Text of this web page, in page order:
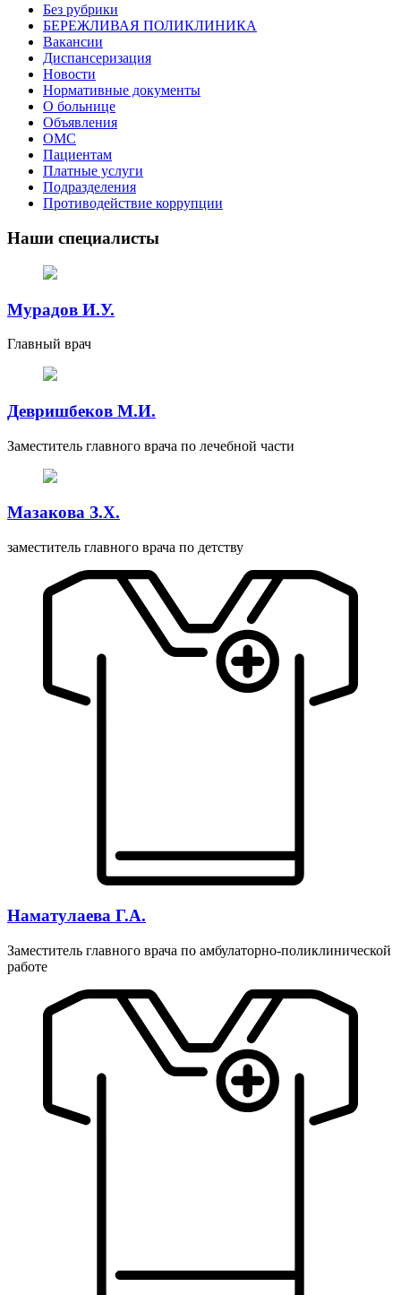
Без рубрики
БЕРЕЖЛИВАЯ ПОЛИКЛИНИКА
Вакансии
Диспансеризация
Новости
Нормативные документы
О больнице
Объявления
ОМС
Пациентам
Платные услуги
Подразделения
Противодействие коррупции
Наши специалисты
Мурадов И.У.
Главный врач
Девришбеков М.И.
Заместитель главного врача по лечебной части
Мазакова З.Х.
заместитель главного врача по детству
Наматулаева Г.А.
Заместитель главного врача по амбулаторно-поликлинической
работе